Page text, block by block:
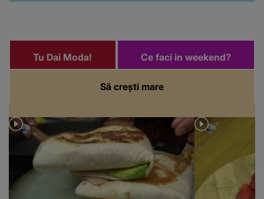
Să crești mare
Tu Dai Moda! Ce faci in weekend?